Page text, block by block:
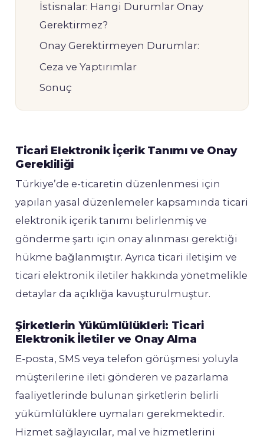
İstisnalar: Hangi Durumlar Onay
Gerektirmez?
Onay Gerektirmeyen Durumlar:
Ceza ve Yaptırımlar
Sonuç
Ticari Elektronik İçerik Tanımı ve Onay
Gerekliliği
Türkiye’de e-ticaretin düzenlenmesi için
yapılan yasal düzenlemeler kapsamında ticari
elektronik içerik tanımı belirlenmiş ve
gönderme şartı için onay alınması gerektiği
hükme bağlanmıştır. Ayrıca ticari iletişim ve
ticari elektronik iletiler hakkında yönetmelikle
detaylar da açıklığa kavuşturulmuştur.
Şirketlerin Yükümlülükleri: Ticari
Elektronik İletiler ve Onay Alma
E-posta, SMS veya telefon görüşmesi yoluyla
müşterilerine ileti gönderen ve pazarlama
faaliyetlerinde bulunan şirketlerin belirli
yükümlülüklere uymaları gerekmektedir.
Hizmet sağlayıcılar, mal ve hizmetlerini